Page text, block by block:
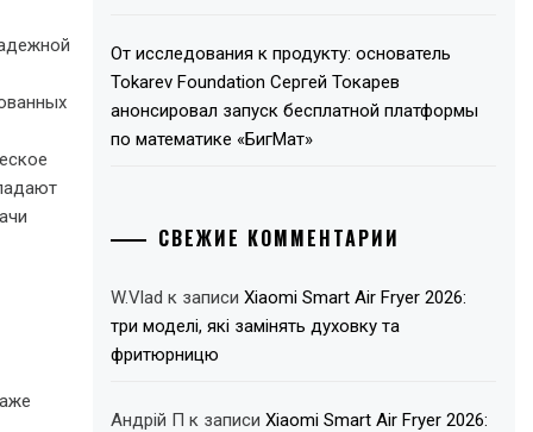
От исследования к продукту: основатель
Tokarev Foundation Сергей Токарев
анонсировал запуск бесплатной платформы
по математике «БигМат»
СВЕЖИЕ КОММЕНТАРИИ
W.Vlad к записиXiaomi Smart Air Fryer 2026:
три моделі, які замінять духовку та
фритюрницю
Андрій П к записиXiaomi Smart Air Fryer 2026: